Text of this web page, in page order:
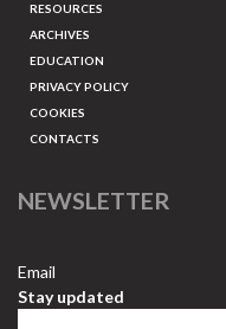
RESOURCES
ARCHIVES
EDUCATION
PRIVACY POLICY
COOKIES
CONTACTS
NEWSLETTER
Email
Stay updated